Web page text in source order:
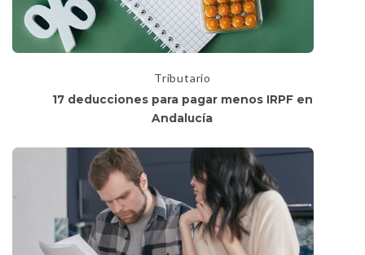
Tributario
17 deducciones para pagar menos IRPF en
Andalucía